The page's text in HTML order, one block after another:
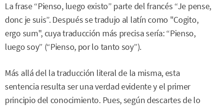
La frase “Pienso, luego existo” parte del francés “Je pense,
donc je suis”. Después se tradujo al latín como "Cogito,
ergo sum", cuya traducción más precisa sería: “Pienso,
luego soy” (“Pienso, por lo tanto soy”).
Más allá del la traducción literal de la misma, esta
sentencia resulta ser una verdad evidente y el primer
principio del conocimiento. Pues, según descartes de lo